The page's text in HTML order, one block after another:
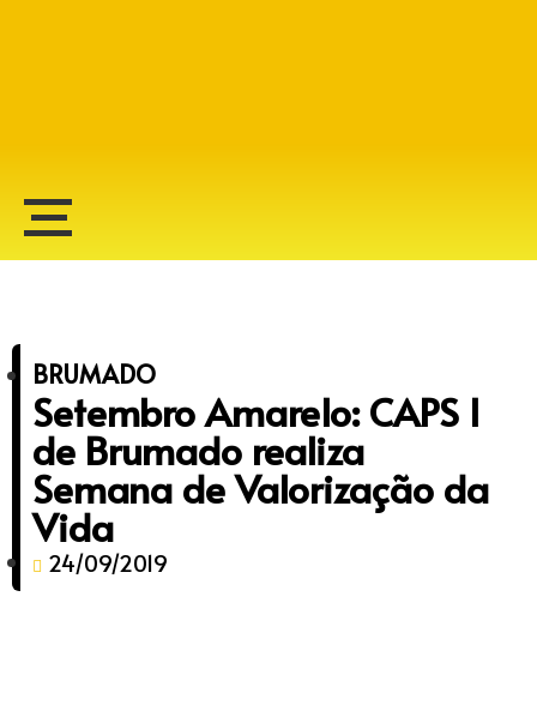
BRUMADO
Setembro Amarelo: CAPS I
de Brumado realiza
Semana de Valorização da
Vida
24/09/2019